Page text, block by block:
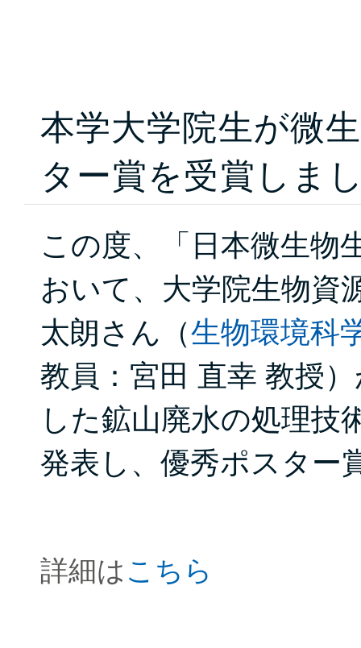
本学大学院生が微
ター賞を受賞しま
この度、「日本微生物
おいて、大学院生物資
太朗さん（生物環境科
教員：宮田 直幸 教授
した鉱山廃水の処理技
発表し、優秀ポスター
詳細は こちら